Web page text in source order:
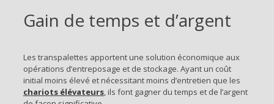
Gain de temps et d’argent
Les transpalettes apportent une solution économique aux
opérations d’entreposage et de stockage. Ayant un coût
initial moins élevé et nécessitant moins d’entretien que les
chariots élévateurs, ils font gagner du temps et de l’argent